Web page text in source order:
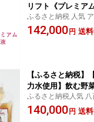
リフト《プレミア
ト イン・フォーカ
ラム 30ml（本品
ふるさと納税 人気
ワ ハリ コスメ 化粧
ア 美肌 敏感肌 乾燥
142,000 円 送
【ふるさと納税】
力水使用】飲む野
定期便【出汁 スー
贈り物 お返し おい
ふるさと納税人気 八
む野菜ファースト 飲
日々の健康維持や野
140,000 円 送